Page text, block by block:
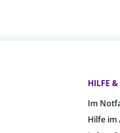
HILFE &
Im
Hilfe im